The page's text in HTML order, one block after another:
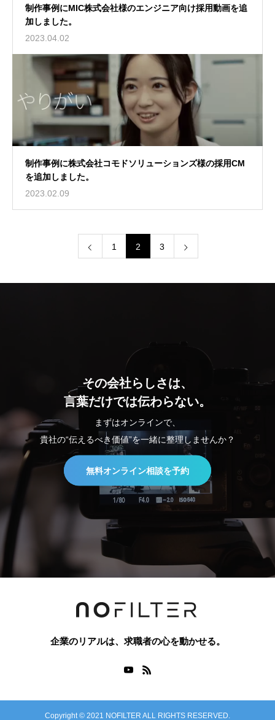
制作事例にMIC株式会社様のエンジニア向け採用動画を追
加しました。
2023.04.02
制作事例に株式会社コモドソリューションズ様の採用CM
を追加しました。
2023.02.09
1 2 3
その会社らしさは、
言葉だけでは伝わらない。
まずはオンラインで、
貴社の“伝えるべき価値”を一緒に整理しませんか？
無料オンライン相談を予約
企業のリアルは、求職者の心を動かせる。
Copyright © 2021 NOFILTER ALL RIGHTS RESERVED.